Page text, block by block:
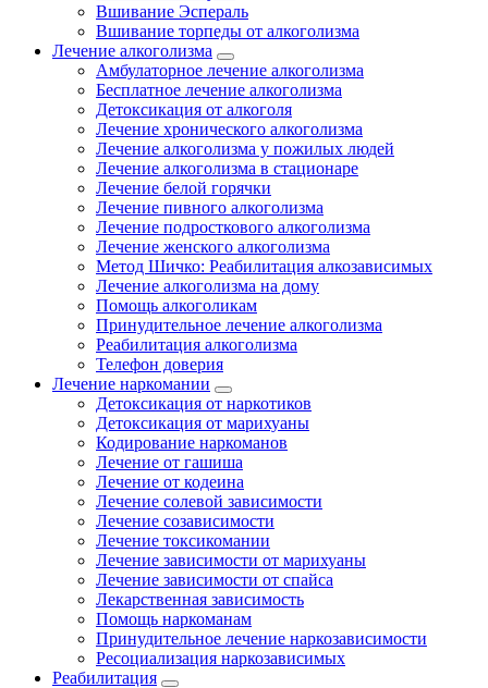
Вшивание Эспераль
Вшивание торпеды от алкоголизма
Лечение алкоголизма
Амбулаторное лечение алкоголизма
Бесплатное лечение алкоголизма
Детоксикация от алкоголя
Лечение хронического алкоголизма
Лечение алкоголизма у пожилых людей
Лечение алкоголизма в стационаре
Лечение белой горячки
Лечение пивного алкоголизма
Лечение подросткового алкоголизма
Лечение женского алкоголизма
Метод Шичко: Реабилитация алкозависимых
Лечение алкоголизма на дому
Помощь алкоголикам
Принудительное лечение алкоголизма
Реабилитация алкоголизма
Телефон доверия
Лечение наркомании
Детоксикация от наркотиков
Детоксикация от марихуаны
Кодирование наркоманов
Лечение от гашиша
Лечение от кодеина
Лечение солевой зависимости
Лечение созависимости
Лечение токсикомании
Лечение зависимости от марихуаны
Лечение зависимости от спайса
Лекарственная зависимость
Помощь наркоманам
Принудительное лечение наркозависимости
Ресоциализация наркозависимых
Реабилитация